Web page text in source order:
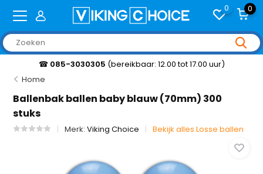
0 0
☎ 085-3030305 (bereikbaar: 12.00 tot 17.00 uur)
Home
Ballenbak ballen baby blauw (70mm) 300
stuks
Merk:Viking Choice Bekijk alles Losse ballen